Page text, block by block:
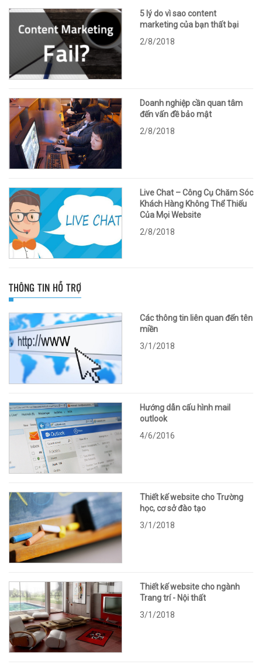
5 lý do vì sao content
marketing của bạn thất bại
2/8/2018
Doanh nghiệp cần quan tâm
đến vấn đề bảo mật
2/8/2018
Live Chat – Công Cụ Chăm Sóc
Khách Hàng Không Thể Thiếu
Của Mọi Website
2/8/2018
THÔNG TIN HỖ TRỢ
Các thông tin liên quan đến tên
miền
3/1/2018
Hướng dẫn cấu hình mail
outlook
4/6/2016
Thiết kế website cho Trường
học, cơ sở đào tạo
3/1/2018
Thiết kế website cho ngành
Trang trí - Nội thất
3/1/2018